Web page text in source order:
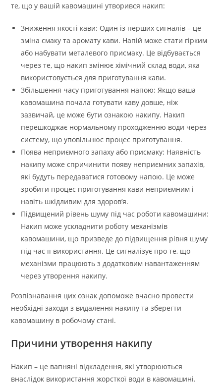
те, що у вашій кавомашині утворився накип:
Зниження якості кави: Один із перших сигналів – це
зміна смаку та аромату кави. Напій може стати гірким
або набувати металевого присмаку. Це відбувається
через те, що накип змінює хімічний склад води, яка
використовується для приготування кави.
Збільшення часу приготування напою: Якщо ваша
кавомашина почала готувати каву довше, ніж
зазвичай, це може бути ознакою накипу. Накип
перешкоджає нормальному проходженню води через
систему, що уповільнює процес приготування.
Поява неприємного запаху або присмаку: Наявність
накипу може спричинити появу неприємних запахів,
які будуть передаватися готовому напою. Це може
зробити процес приготування кави неприємним і
навіть шкідливим для здоров’я.
Підвищений рівень шуму під час роботи кавомашини:
Накип може ускладнити роботу механізмів
кавомашини, що призведе до підвищення рівня шуму
під час її використання. Це сигналізує про те, що
механізми працюють з додатковим навантаженням
через утворення накипу.
Розпізнавання цих ознак допоможе вчасно провести
необхідні заходи з видалення накипу та зберегти
кавомашину в робочому стані.
Причини утворення накипу
Накип – це вапняні відкладення, які утворюються
внаслідок використання жорсткої води в кавомашині.